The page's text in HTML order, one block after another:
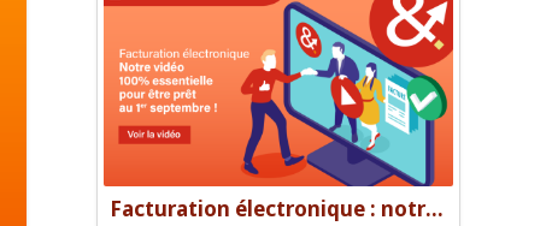
Facturation électronique : notre vidéo pour être prêt le 1er septembre